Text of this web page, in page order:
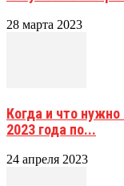
28 марта 2023
Когда и что
2023 года по...
24 апреля 2023